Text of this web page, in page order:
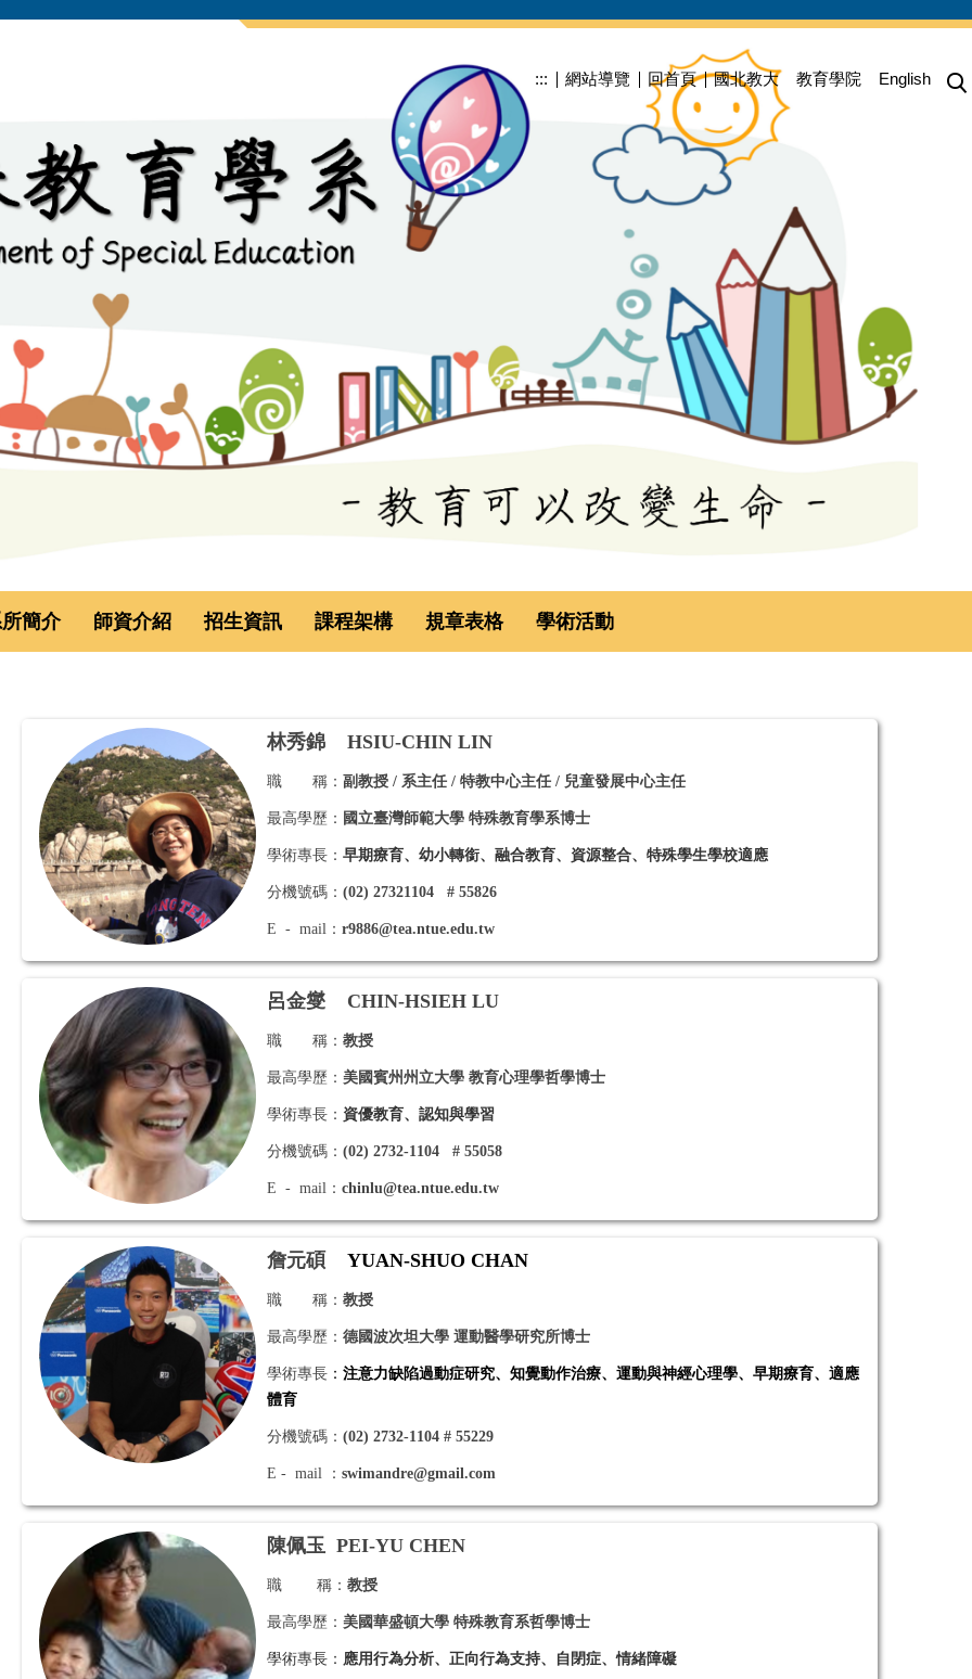
::: 網站導覽 回首頁 國北教大 教育學院 English
簡介 師資介紹 招生資訊 課程架構 規章表格 學術活動
林秀錦 HSIU-CHIN LIN
職 稱： 副教授 / 系主任 / 特教中心主任 / 兒童發展中心主任
最高學歷： 國立臺灣師範大學 特殊教育學系博士
學術專長： 早期療育、幼小轉銜、融合教育、資源整合、特殊學生學校適應
分機號碼： (02) 27321104 # 55826
E - mail： r9886@tea.ntue.edu.tw
呂金燮 CHIN-HSIEH LU
職 稱： 教授
最高學歷： 美國賓州州立大學 教育心理學哲學博士
學術專長： 資優教育、認知與學習
分機號碼： (02) 2732-1104 # 55058
E - mail： chinlu@tea.ntue.edu.tw
詹元碩 YUAN-SHUO CHAN
職 稱： 教授
最高學歷： 德國波次坦大學 運動醫學研究所博士
學術專長 ： 注意力缺陷過動症研究、知覺動作治療、運動與神經心理學、早期療育、適應
體育
分機號碼： (02) 2732-1104 # 55229
E - mail ： swimandre@gmail.com
陳佩玉 PEI-YU CHEN
職 稱： 教授
最高學歷： 美國華盛頓大學 特殊教育系哲學博士
學術專長： 應用行為分析、正向行為支持、自閉症、情緒障礙